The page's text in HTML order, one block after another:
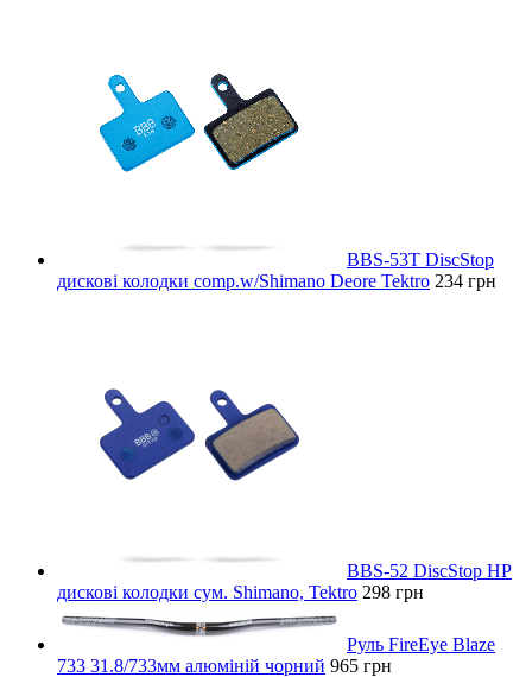
BBS-53T DiscStop
дискові колодки comp.w/Shimano Deore Tektro 234 грн
BBS-52 DiscStop HP
дискові колодки сум. Shimano, Tektro 298 грн
Руль FireEye Blaze
733 31.8/733мм алюміній чорний 965 грн